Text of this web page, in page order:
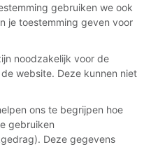
gebruiken we ook
je toestemming geven voor
noodzakelijk voor de
website. Deze kunnen niet
ons te begrijpen hoe
gebruiken
Deze gegevens